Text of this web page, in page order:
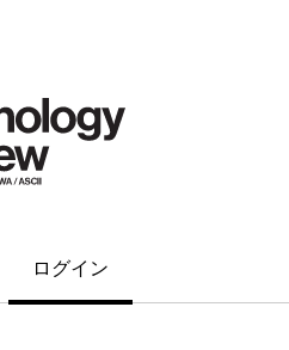
ログイン